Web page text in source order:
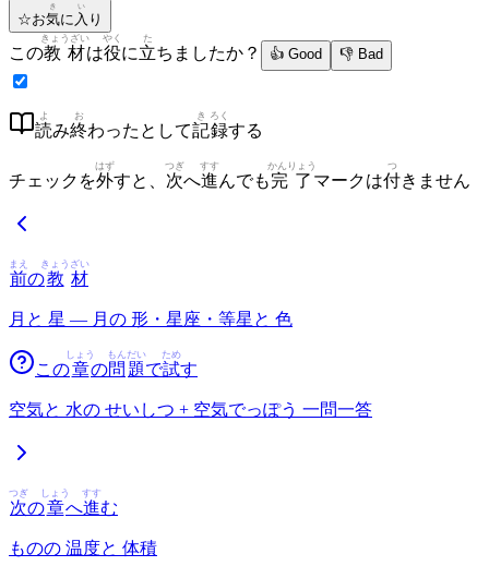
☆お気
き
に 入
い
り
この教材
きょうざい
は役
やく
に立
た
ちましたか？ 👍 Good 👎 Bad
読
よ
み終
お
わったとして記
き
録
ろく
する
チェックを外
はず
すと、 次
つぎ
へ進
すす
んでも完了
かんりょう
マークは付
つ
きません
前
まえ
の教
きょう
材
ざい
月と 星 — 月の 形・星座・等星と 色
この章
しょう
の問
もん
題
だい
で試
ため
す
空気と 水の せいしつ + 空気でっぽう 一問一答
次
つぎ
の章
しょう
へ進
すす
む
ものの 温度と 体積